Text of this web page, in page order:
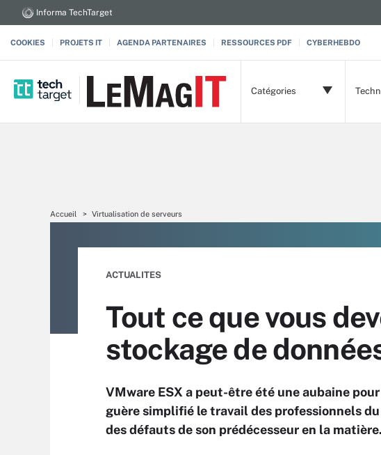
Informa TechTarget
COOKIES PROJETS IT AGENDA PARTENAIRES RESSOURCES PDF CYBERHEBDO
Catégories
Accueil Virtualisation de serveurs
ACTUALITES
Tout ce que vous
stockage de
VMware ESX a peut-être été une aubaine
guère simplifié le travail des professionnels
des défauts de son prédécesseur en la matière.